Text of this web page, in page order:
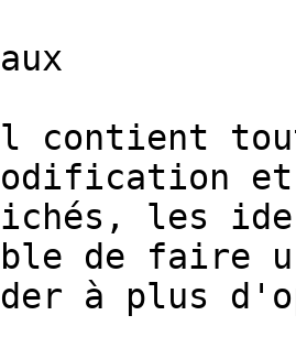
contient
et
les
de faire
à plus